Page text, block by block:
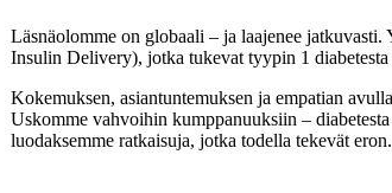
Läsnäolomme on globaali – ja laajenee
Insulin Delivery), jotka tukevat tyypin 1
Kokemuksen, asiantuntemuksen ja empatian
Uskomme vahvoihin kumppanuuksiin –
luodaksemme ratkaisuja, jotka todella tekevät eron.